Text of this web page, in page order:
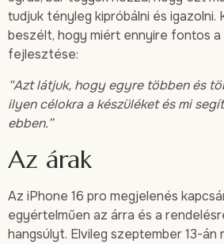
tudjuk tényleg kipróbálni és igazolni.
beszélt, hogy miért ennyire fontos
fejlesztése:
“Azt látjuk, hogy egyre többen és
ilyen célokra a készüléket és mi
ebben.”
Az árak
Az iPhone 16 pro megjelenés
egyértelműen az árra és a
hangsúlyt. Elvileg szeptember 13-án